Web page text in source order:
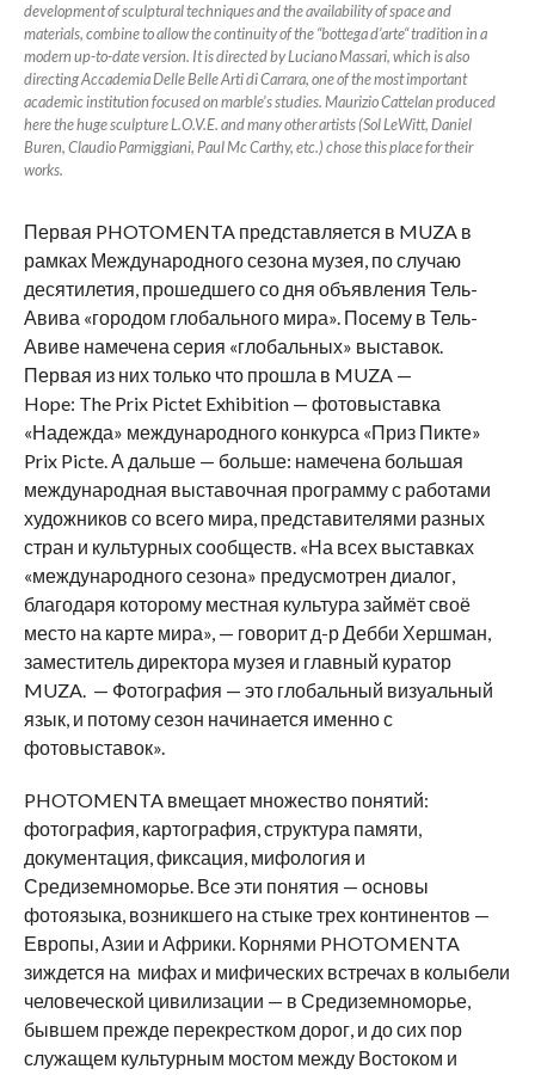
development of sculptural techniques and the availability of space and
materials, combine to allow the continuity of the “bottega d’arte“ tradition in a
modern up-to-date version. It is directed by Luciano Massari, which is also
directing Accademia Delle Belle Arti di Carrara, one of the most important
academic institution focused on marble’s studies. Maurizio Cattelan produced
here the huge sculpture L.O.V.E. and many other artists (Sol LeWitt, Daniel
Buren, Claudio Parmiggiani, Paul Mc Carthy, etc.) chose this place for their
works.
Первая PHOTOMENTA представляется в MUZA в
рамках Международного сезона музея, по случаю
десятилетия, прошедшего со дня объявления Тель-
Авива «городом глобального мира». Посему в Тель-
Авиве намечена серия «глобальных» выставок.
Первая из них только что прошла в MUZA —
Hope: The Prix Pictet Exhibition — фотовыставка
«Надежда» международного конкурса «Приз Пикте»
Prix Picte. А дальше — больше: намечена большая
международная выставочная программу с работами
художников со всего мира, представителями разных
стран и культурных сообществ. «На всех выставках
«международного сезона» предусмотрен диалог,
благодаря которому местная культура займёт своё
место на карте мира», — говорит д-р Дебби Хершман,
заместитель директора музея и главный куратор
MUZA. — Фотография — это глобальный визуальный
язык, и потому сезон начинается именно с
фотовыставок».
PHOTOMENTA вмещает множество понятий:
фотография, картография, структура памяти,
документация, фиксация, мифология и
Средиземноморье. Все эти понятия — основы
фотоязыка, возникшего на стыке трех континентов —
Европы, Азии и Африки. Корнями PHOTOMENTA
зиждется на мифах и мифических встречах в колыбели
человеческой цивилизации — в Средиземноморье,
бывшем прежде перекрестком дорог, и до сих пор
служащем культурным мостом между Востоком и